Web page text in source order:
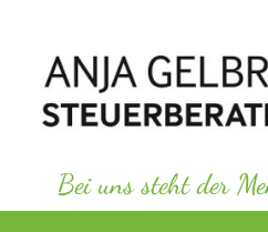
Bei uns steht der